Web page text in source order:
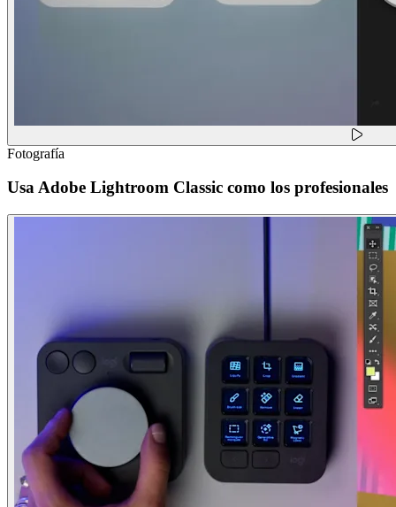
Fotografía
Usa Adobe Lightroom Classic como los profesionales